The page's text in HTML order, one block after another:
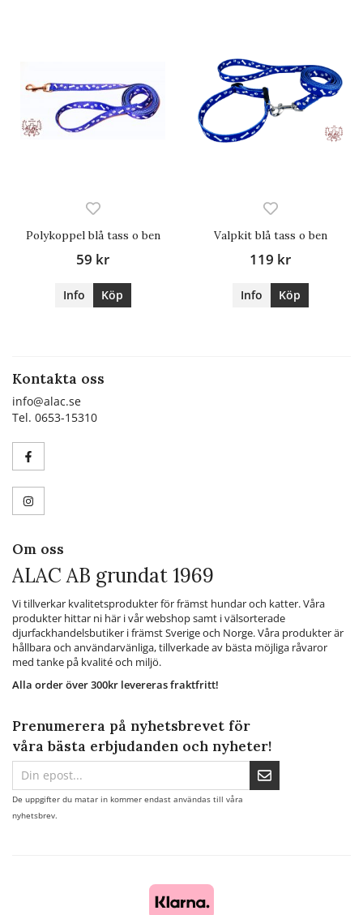
Polykoppel blå tass o ben
59 kr
Info Köp
Valpkit blå tass o ben
119 kr
Info Köp
Kontakta oss
info@alac.se
Tel. 0653-15310
Om oss
ALAC AB grundat 1969
Vi tillverkar kvalitetsprodukter för främst hundar och katter. Våra
produkter hittar ni här i vår webshop samt i välsorterade
djurfackhandelsbutiker i främst Sverige och Norge. Våra produkter är
hållbara och användarvänliga, tillverkade av bästa möjliga råvaror
med tanke på kvalité och miljö.
Alla order över 300kr levereras fraktfritt!
Prenumerera på nyhetsbrevet för
våra bästa erbjudanden och nyheter!
De uppgifter du matar in kommer endast användas till våra
nyhetsbrev.